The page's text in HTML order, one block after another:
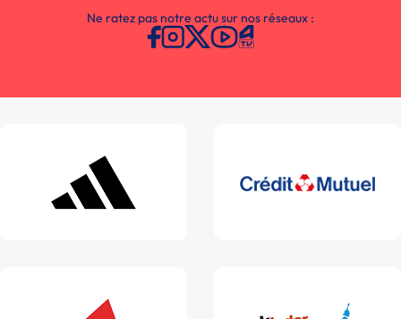
Ne ratez pas notre actu sur nos réseaux :